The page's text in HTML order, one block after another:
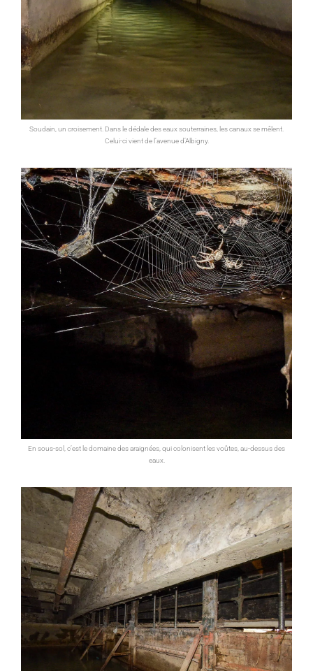
Soudain, un croisement. Dans le dédale des eaux souterraines, les canaux se mêlent.
Celui-ci vient de l’avenue d’Albigny.
En sous-sol, c’est le domaine des araignées, qui colonisent les voûtes, au-dessus des
eaux.